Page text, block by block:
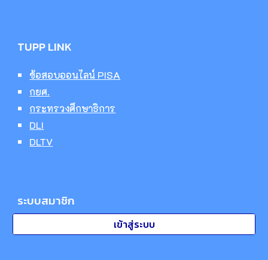
TUPP LINK
ข้อสอบออนไลน์ PISA
กยศ.
กระทรวงศึกษาธิการ
DLI
DLTV
ระบบสมาชิก
เข้าสู่ระบบ